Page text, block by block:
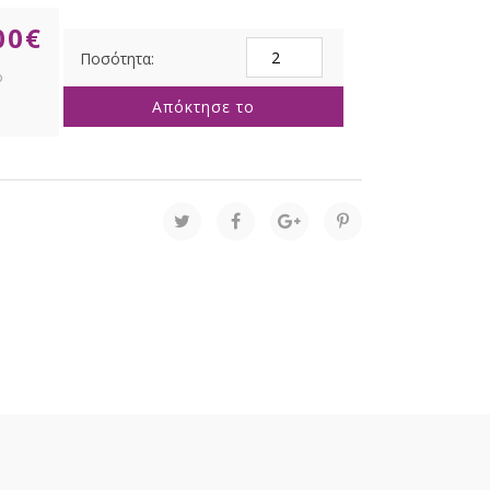
€
ΓΡΑΝΙΤΗΣ
ΓΥΑΛΙΝΗ
ΜΠΑΛΑ
ποσότητα
Απόκτησε το